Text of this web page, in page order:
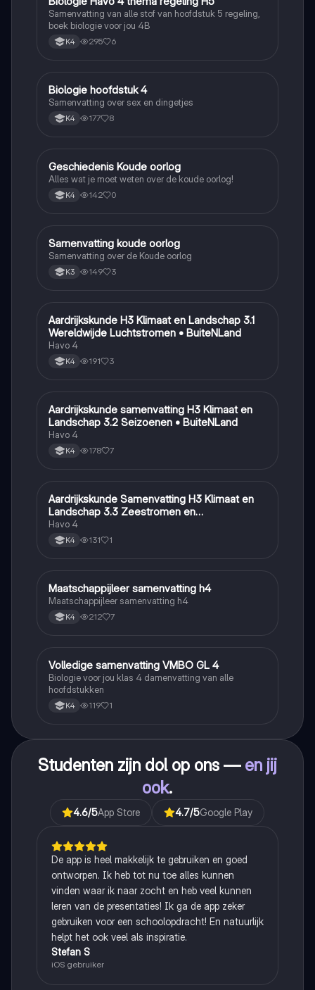
Samenvatting van alle stof van hoofdstuk 5 regeling,
boek biologie voor jou 4B
K4 295 6
Biologie
Biologie hoofdstuk 4
Samenvatting over sex en dingetjes
K4 177 8
Geschiedenis
Geschiedenis Koude oorlog
Alles wat je moet weten over de koude oorlog!
K4 142 0
Geschiedenis
Samenvatting koude oorlog
Samenvatting over de Koude oorlog
K3 149 3
Aardrijkskunde
Aardrijkskunde H3 Klimaat en Landschap 3.1
Wereldwijde Luchtstromen • BuiteNLand
Havo 4
K4 191 3
Aardrijkskunde
Aardrijkskunde samenvatting H3 Klimaat en
Landschap 3.2 Seizoenen • BuiteNLand
Havo 4
K4 178 7
Aardrijkskunde
Aardrijkskunde Samenvatting H3 Klimaat en
Landschap 3.3 Zeestromen en
Klimaatgebieden • BuiteNLand
Havo 4
K4 131 1
Maatschappijleer
Maatschappijleer samenvatting h4
Maatschappijleer samenvatting h4
K4 212 7
Biologie
Volledige samenvatting VMBO GL 4
Biologie voor jou klas 4 damenvatting van alle
hoofdstukken
K4 119 1
Studenten zijn dol op ons — en jij
ook.
4.6/5App Store 4.7/5Google Play
De app is heel makkelijk te gebruiken en goed
ontworpen. Ik heb tot nu toe alles kunnen
vinden waar ik naar zocht en heb veel kunnen
leren van de presentaties! Ik ga de app zeker
gebruiken voor een schoolopdracht! En natuurlijk
helpt het ook veel als inspiratie.
Stefan S
iOS gebruiker